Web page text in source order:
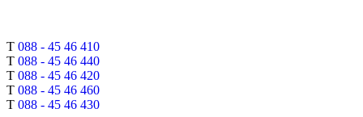
T 088 - 45 46 410
T 088 - 45 46 440
T 088 - 45 46 420
T 088 - 45 46 460
T 088 - 45 46 430